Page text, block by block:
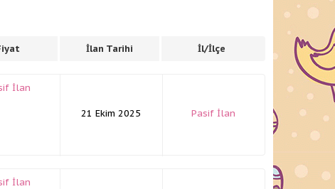
İlan Tarihi İl/İlçe
İlan
21 Ekim 2025 Pasif İlan
İlan